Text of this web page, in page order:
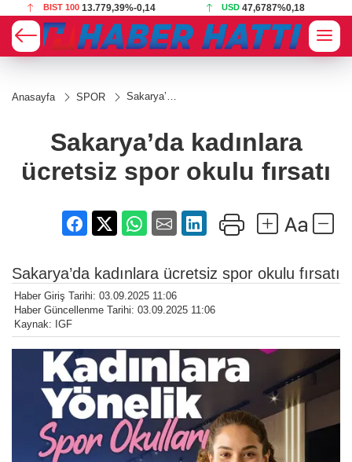
BIST 100 13.779,39%-0,14 USD 47,6787%0,18
Anasayfa SPOR
Sakarya’da
spor okulu
fırsatı
Sakarya’da kadınlara
ücretsiz spor okulu fırsatı
Sakarya’da kadınlara ücretsiz spor okulu fırsatı
Haber Giriş Tarihi: 03.09.2025 11:06
Haber Güncellenme Tarihi: 03.09.2025 11:06
Kaynak: IGF